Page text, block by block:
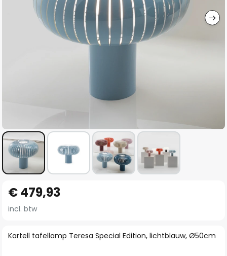
naar
het
van
Kartell tafellamp Teresa Special Edition, lichtblauw, Ø50cm
€ 479,93
incl. btw